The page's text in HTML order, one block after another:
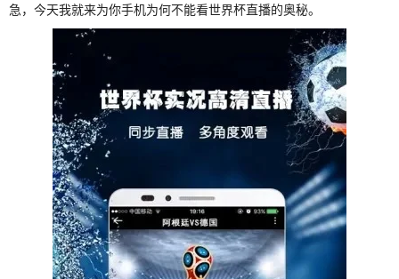
急，今天我就来为你手机为何不能看世界杯直播的奥秘。